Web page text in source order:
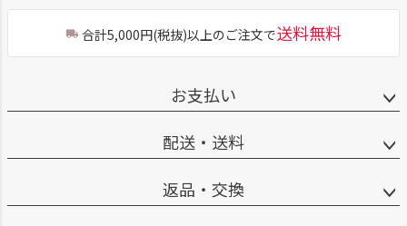
合計5,000円(税抜)以上のご注文で送料無料
お支払い
配送・送料
返品・交換